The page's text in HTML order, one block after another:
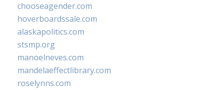
chooseagender.com
hoverboardssale.com
alaskapolitics.com
stsmp.org
manoelneves.com
mandelaeffectlibrary.com
roselynns.com